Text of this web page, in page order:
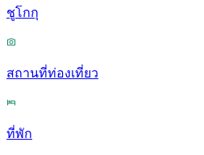
ชูโกกุ
สถานที่ท่องเที่ยว
ที่พัก